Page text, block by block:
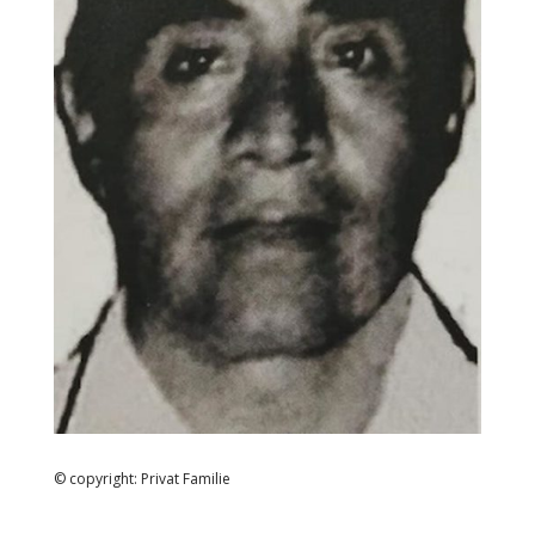
© copyright: Privat Familie